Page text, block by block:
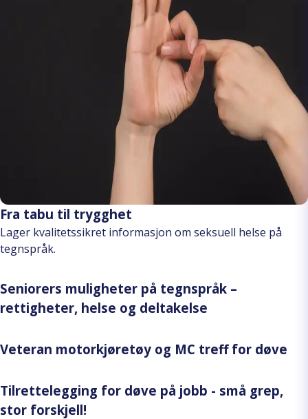
Fra tabu til trygghet
Lager kvalitetssikret informasjon om seksuell helse på
tegnspråk.
Seniorers muligheter på tegnspråk –
rettigheter, helse og deltakelse
Veteran motorkjøretøy og MC treff for døve
Tilrettelegging for døve på jobb - små grep,
stor forskjell!